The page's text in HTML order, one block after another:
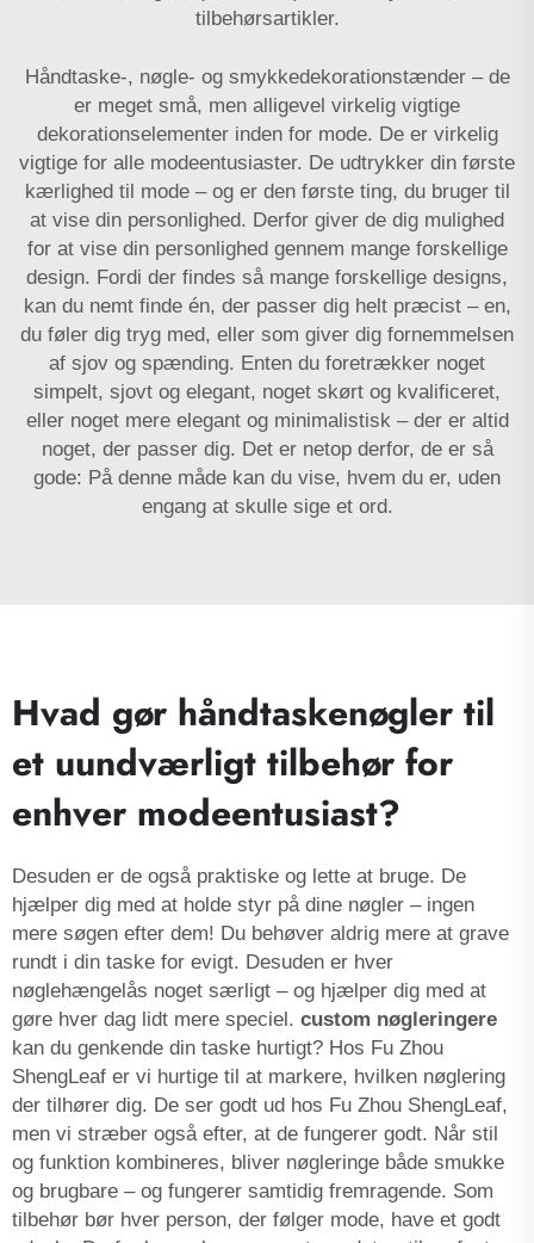
tilbehørsartikler.
Håndtaske-, nøgle- og smykkedekorationstænder – de
er meget små, men alligevel virkelig vigtige
dekorationselementer inden for mode. De er virkelig
vigtige for alle modeentusiaster. De udtrykker din første
kærlighed til mode – og er den første ting, du bruger til
at vise din personlighed. Derfor giver de dig mulighed
for at vise din personlighed gennem mange forskellige
design. Fordi der findes så mange forskellige designs,
kan du nemt finde én, der passer dig helt præcist – en,
du føler dig tryg med, eller som giver dig fornemmelsen
af sjov og spænding. Enten du foretrækker noget
simpelt, sjovt og elegant, noget skørt og kvalificeret,
eller noget mere elegant og minimalistisk – der er altid
noget, der passer dig. Det er netop derfor, de er så
gode: På denne måde kan du vise, hvem du er, uden
engang at skulle sige et ord.
Hvad gør håndtaskenøgler til
et uundværligt tilbehør for
enhver modeentusiast?
Desuden er de også praktiske og lette at bruge. De
hjælper dig med at holde styr på dine nøgler – ingen
mere søgen efter dem! Du behøver aldrig mere at grave
rundt i din taske for evigt. Desuden er hver
nøglehængelås noget særligt – og hjælper dig med at
gøre hver dag lidt mere speciel. custom nøgleringere
kan du genkende din taske hurtigt? Hos Fu Zhou
ShengLeaf er vi hurtige til at markere, hvilken nøglering
der tilhører dig. De ser godt ud hos Fu Zhou ShengLeaf,
men vi stræber også efter, at de fungerer godt. Når stil
og funktion kombineres, bliver nøgleringe både smukke
og brugbare – og fungerer samtidig fremragende. Som
tilbehør bør hver person, der følger mode, have et godt